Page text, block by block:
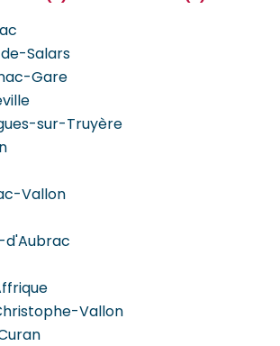
Salars
Gare
sur-Truyère
Vallon
d'Aubrac
Vallon